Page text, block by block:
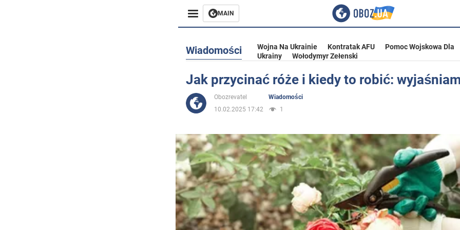
MAIN
Rozrywka
Polityka
Społeczeństwo
Wojna na Ukrainie
Świat
Wiadomości Wojna Na Ukrainie Kontratak AFU
Pomoc Wojskowa Dla
Ukrainy
Wołodymyr Zełenski
Jak przycinać róże i kiedy to robić:
Obozrevatel
Wiadomości
10.02.2025 17:42
1